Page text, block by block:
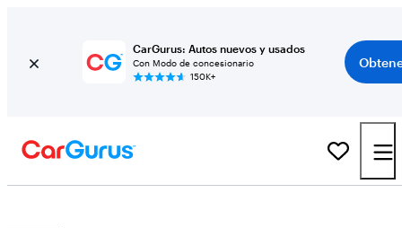
CarGurus: Autos nuevos y usados
Con Modo de concesionario
150K+